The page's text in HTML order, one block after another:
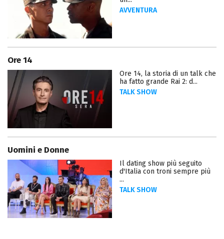
AVVENTURA
Ore 14
Ore 14, la storia di un talk che
ha fatto grande Rai 2: d...
TALK SHOW
Uomini e Donne
Il dating show più seguito
d'Italia con troni sempre più
...
TALK SHOW